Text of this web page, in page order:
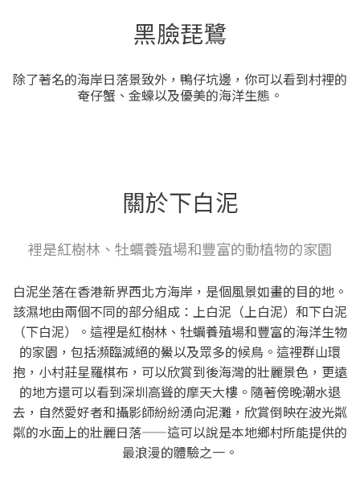
黑臉琵鷺
除了著名的海岸日落景致外，鴨仔坑邊，你可以看到村裡的
奄仔蟹、金蠔以及優美的海洋生態。
關於下白泥
裡是紅樹林、牡蠣養殖場和豐富的動植物的家園
白泥坐落在香港新界西北方海岸，是個風景如畫的目的地。
該濕地由兩個不同的部分組成：上白泥（上白泥）和下白泥
（下白泥）。這裡是紅樹林、牡蠣養殖場和豐富的海洋生物
的家園，包括瀕臨滅絕的鱟以及眾多的候鳥。這裡群山環
抱，小村莊星羅棋布，可以欣賞到後海灣的壯麗景色，更遠
的地方還可以看到深圳高聳的摩天大樓。隨著傍晚潮水退
去，自然愛好者和攝影師紛紛湧向泥灘，欣賞倒映在波光粼
粼的水面上的壯麗日落——這可以說是本地鄉村所能提供的
最浪漫的體驗之一。